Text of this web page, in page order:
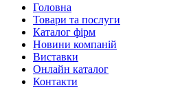
Головна
Товари та послуги
Каталог фірм
Новини компаній
Виставки
Онлайн каталог
Контакти